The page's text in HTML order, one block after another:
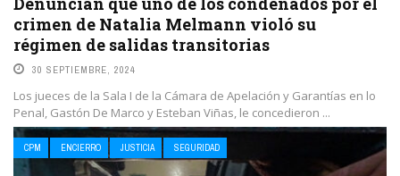
crimen de Natalia Melmann violó su
régimen de salidas transitorias
30 SEPTIEMBRE, 2024
Los jueces de la Sala I de la Cámara de Apelación y Garantías en lo
Penal, Gastón De Marco y Esteban Viñas, le concedieron ...
LEE MAS
CPM ENCIERRO JUSTICIA SEGURIDAD